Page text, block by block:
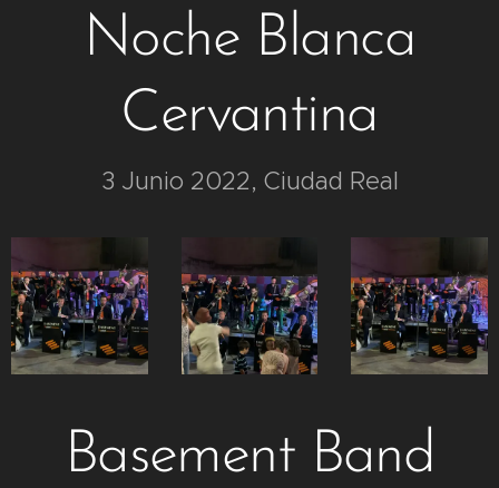
Noche Blanca
Cervantina
3 Junio 2022, Ciudad Real
Basement Band